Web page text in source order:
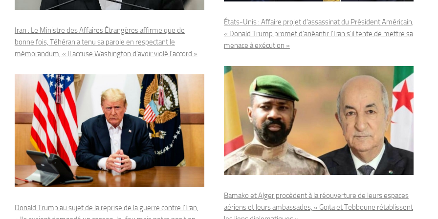
Iran : Le Ministre des Affaires Étrangères affirme que de
bonne fois, Téhéran a tenu sa parole en respectant le
mémorandum, « Il accuse Washington d’avoir violé l’accord »
Donald Trump au sujet de la reprise de la guerre contre l’Iran,
États-Unis : Affaire projet d’assassinat du Président Américain,
« Donald Trump promet d’anéantir l’Iran s’il tente de mettre sa
menace à exécution »
Bamako et Alger procèdent à la réouverture de leurs espaces
aériens et leurs ambassades, « Goïta et Tebboune rétablissent